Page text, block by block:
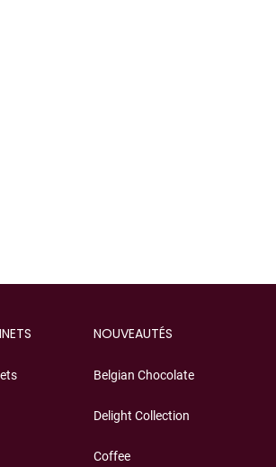
NOUVEAUTÉS
Belgian Chocolate
Delight Collection
Coffee